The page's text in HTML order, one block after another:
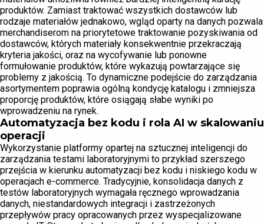
produktów. Zamiast traktować wszystkich dostawców lub
rodzaje materiałów jednakowo, wgląd oparty na danych pozwala
merchandiserom na priorytetowe traktowanie pozyskiwania od
dostawców, których materiały konsekwentnie przekraczają
kryteria jakości, oraz na wycofywanie lub ponowne
formułowanie produktów, które wykazują powtarzające się
problemy z jakością. To dynamiczne podejście do zarządzania
asortymentem poprawia ogólną kondycję katalogu i zmniejsza
proporcję produktów, które osiągają słabe wyniki po
wprowadzeniu na rynek.
Automatyzacja bez kodu i rola AI w skalowaniu
operacji
Wykorzystanie platformy opartej na sztucznej inteligencji do
zarządzania testami laboratoryjnymi to przykład szerszego
przejścia w kierunku automatyzacji bez kodu i niskiego kodu w
operacjach e-commerce. Tradycyjnie, konsolidacja danych z
testów laboratoryjnych wymagała ręcznego wprowadzania
danych, niestandardowych integracji i zastrzeżonych
przepływów pracy opracowanych przez wyspecjalizowane